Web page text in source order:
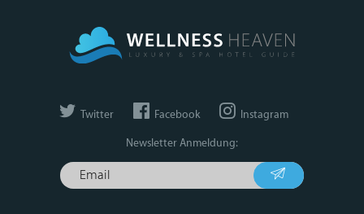
Twitter Facebook Instagram
Newsletter Anmeldung: